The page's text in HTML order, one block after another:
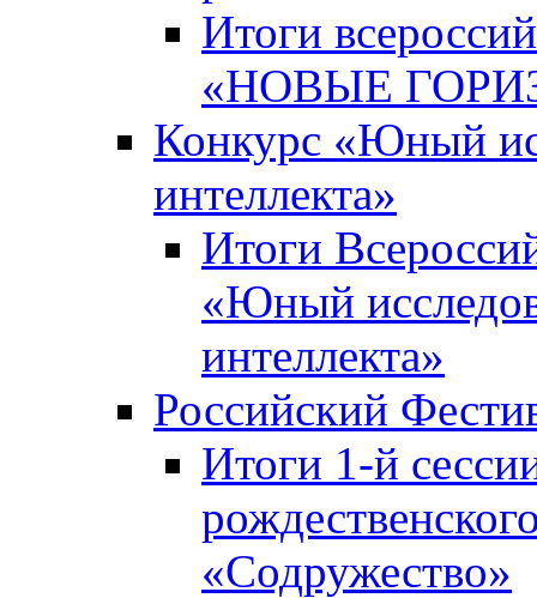
Итоги
«НОВЫЕ
Конкурс «Юный
интеллекта»
Итоги
«Юный
интеллекта»
Российский
Итоги 1-й
«Содружество»